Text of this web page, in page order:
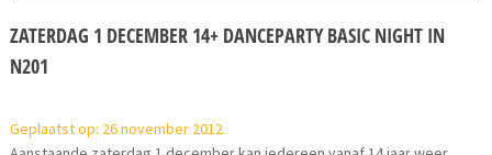
ZATERDAG 1 DECEMBER 14+ DANCEPARTY BASIC NIGHT IN
N201
Geplaatst op: 26 november 2012